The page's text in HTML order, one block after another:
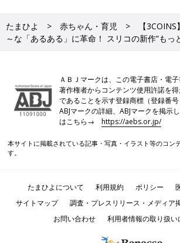
たまひよ 赤ちゃん・育児
【
～な「あるある」に革命！ スリコの新作“もっ
ＡＢＪマークは、この電子書店・電子
著作権者からコンテンツ使用許諾を
であることを示す登録商標（登録番
ABJマークの詳細、ABJマークを掲示
はこちら→https://aebs.or.jp/
本サイトに掲載されている記事・写真・イラスト等のコン
す。
たまひよについて 利用規約 ポリシー
サイトマップ
調査・プレスリリース・メディア
お問い合わせ
利用者情報の取り扱い